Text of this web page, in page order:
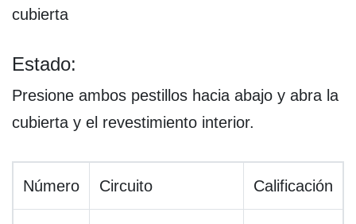
cubierta
Estado:
Presione ambos pestillos hacia abajo y abra la
cubierta y el revestimiento interior.
Número Circuito Calificación